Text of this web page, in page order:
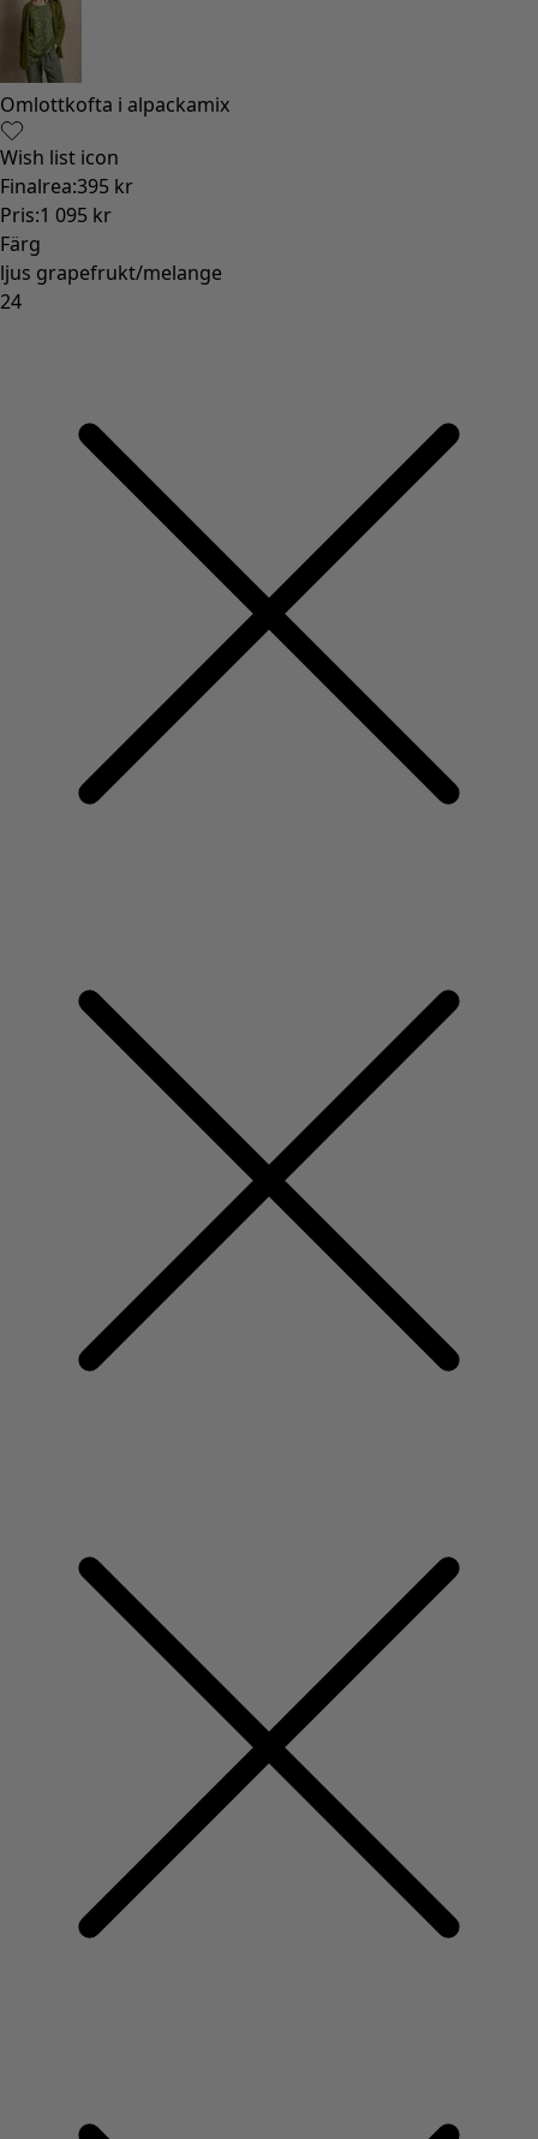
Omlottkofta i alpackamix
Wish list icon
Finalrea:395 kr
Pris:1 095 kr
Färg
ljus grapefrukt/melange
24